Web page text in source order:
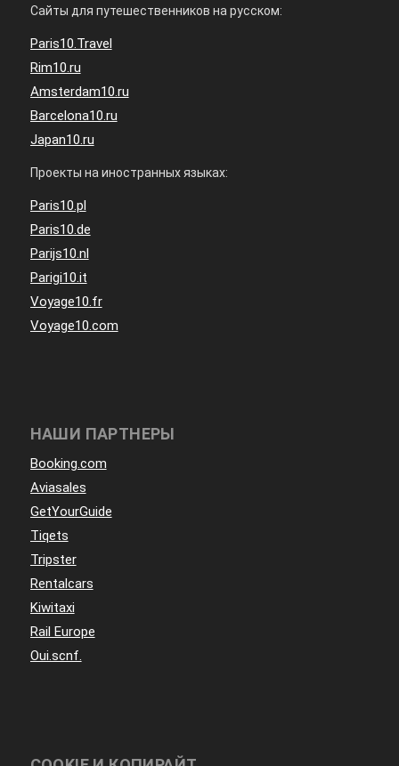
Сайты для путешественников на русском:
Paris10.Travel
Rim10.ru
Amsterdam10.ru
Barcelona10.ru
Japan10.ru
Проекты на иностранных языках:
Paris10.pl
Paris10.de
Parijs10.nl
Parigi10.it
Voyage10.fr
Voyage10.com
НАШИ ПАРТНЕРЫ
Booking.com
Aviasales
GetYourGuide
Tiqets
Tripster
Rentalcars
Kiwitaxi
Rail Europe
Oui.scnf.